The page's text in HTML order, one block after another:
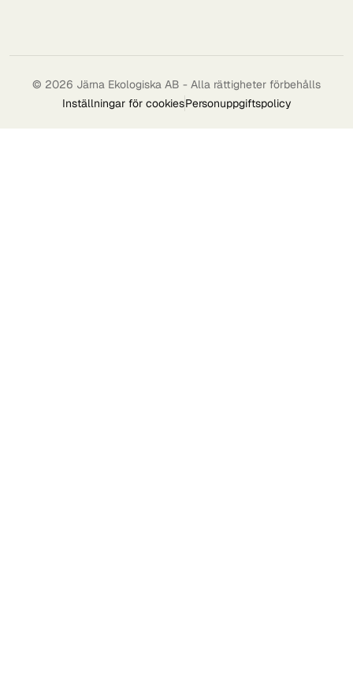
© 2026 Järna Ekologiska AB - Alla rättigheter förbehålls
Inställningar för cookiesPersonuppgiftspolicy